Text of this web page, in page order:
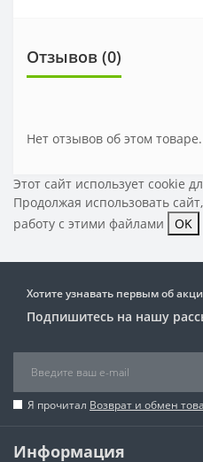
Отзывов (0)
Нет отзывов об этом товаре.
Этот сайт использует cookie
Продолжая использовать
работу с этими файлами
OK
Хотите узнавать первым об
Подпишитесь на нашу
Я прочитал Возврат и обмен
Информация